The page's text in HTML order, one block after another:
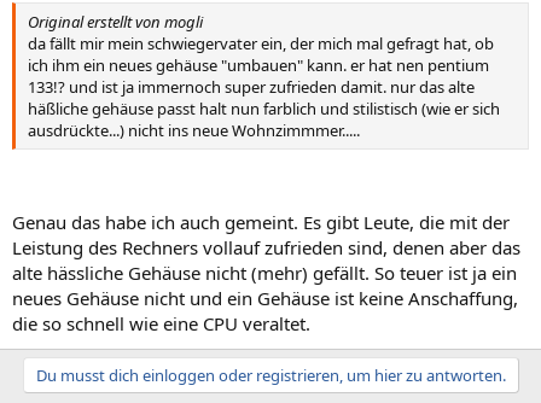
Original erstellt von mogli
da fällt mir mein schwiegervater ein, der mich mal gefragt hat, ob
ich ihm ein neues gehäuse "umbauen" kann. er hat nen pentium
133!? und ist ja immernoch super zufrieden damit. nur das alte
häßliche gehäuse passt halt nun farblich und stilistisch (wie er sich
ausdrückte...) nicht ins neue Wohnzimmmer.....
Genau das habe ich auch gemeint. Es gibt Leute, die mit der
Leistung des Rechners vollauf zufrieden sind, denen aber das
alte hässliche Gehäuse nicht (mehr) gefällt. So teuer ist ja ein
neues Gehäuse nicht und ein Gehäuse ist keine Anschaffung,
die so schnell wie eine CPU veraltet.
Du musst dich einloggen oder registrieren, um hier zu antworten.